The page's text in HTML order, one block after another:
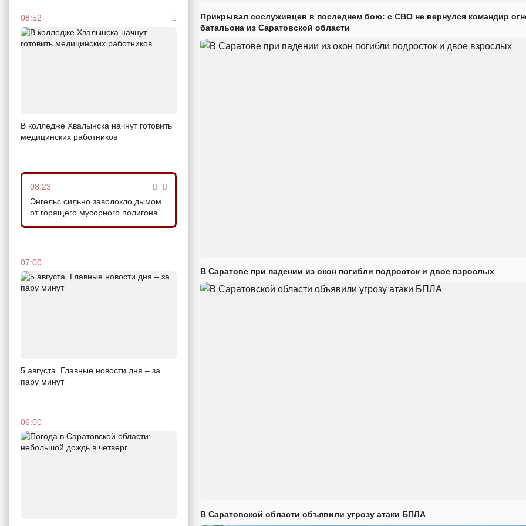
08:52
В колледже Хвалынска начнут готовить
медицинских работников
08:23
Энгельс сильно заволокло дымом
от горящего мусорного полигона
07:00
5 августа. Главные новости дня – за
пару минут
06:00
Прикрывал сослуживцев в последнем бою: с СВО не вернулся командир
батальона из Саратовской области
В Саратове при падении из окон погибли подросток и двое взрослых
В Саратовской области объявили угрозу атаки БПЛА